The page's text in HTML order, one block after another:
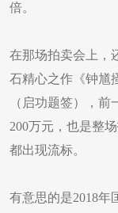
倍。
在那场拍卖会上，
石精心之作《钟馗
（启功题签），
200万元，也是整
都出现流标。
有意思的是2018年